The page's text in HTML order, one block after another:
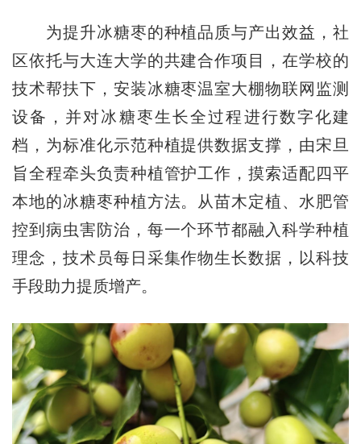
为提升冰糖枣的种植品质与产出效益，社
区依托与大连大学的共建合作项目，在学校的
技术帮扶下，安装冰糖枣温室大棚物联网监测
设备，并对冰糖枣生长全过程进行数字化建
档，为标准化示范种植提供数据支撑，由宋旦
旨全程牵头负责种植管护工作，摸索适配四平
本地的冰糖枣种植方法。从苗木定植、水肥管
控到病虫害防治，每一个环节都融入科学种植
理念，技术员每日采集作物生长数据，以科技
手段助力提质增产。